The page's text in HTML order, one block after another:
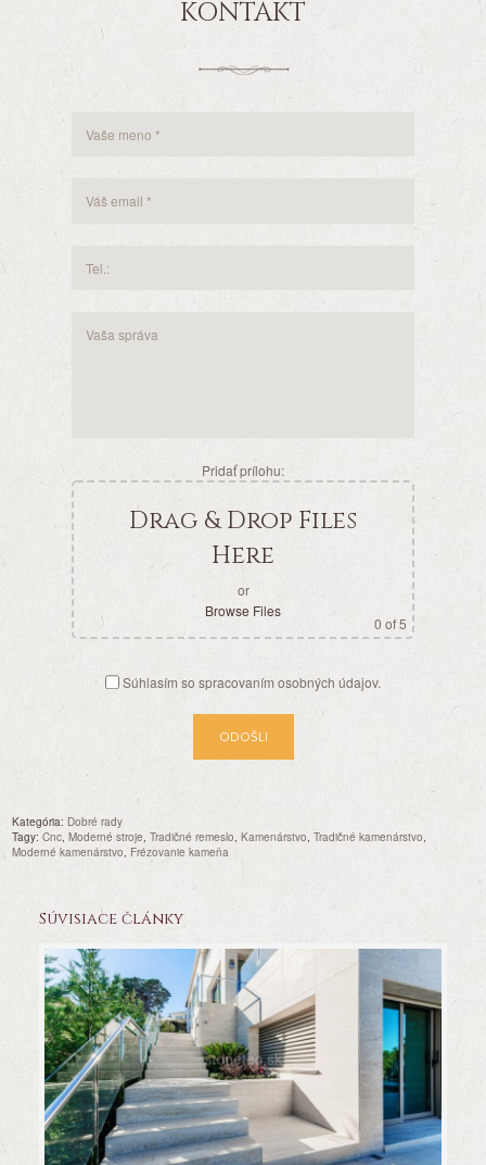
KONTAKT
Pridať prílohu:
Drag & Drop Files
Here
or
Browse Files
0 of 5
Súhlasím so spracovaním osobných údajov.
Kategória:
Dobré rady
Tagy: cnc, moderné stroje, Tradičné remeslo, Kamenárstvo, Tradičné kamenárstvo,
Moderné kamenárstvo, frézovanie kameňa
Súvisiace články